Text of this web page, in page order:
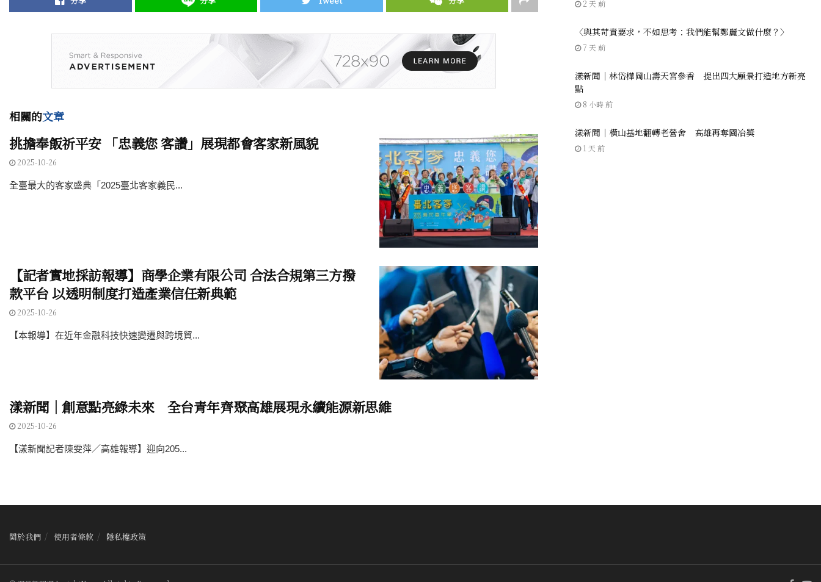
相關的文章
挑擔奉飯祈平安 「忠義您 客讚」展現都會客家新風貌
2025-10-26
全臺最大的客家盛典「2025臺北客家義民...
【記者實地採訪報導】商學企業有限公司 合法合規第三方撥
款平台 以透明制度打造產業信任新典範
2025-10-26
【本報導】在近年金融科技快速變遷與跨境貿...
漾新聞｜創意點亮綠未來 全台青年齊聚高雄展現永續能源新思維
2025-10-26
【漾新聞記者陳雯萍／高雄報導】迎向205...
2 天 前
〈與其苛責要求，不如思考：我們能幫鄭麗文做什麼？〉
7 天 前
漾新聞｜林岱樺岡山壽天宮參香 提出四大願景打造地方新亮
點
8 小時 前
漾新聞｜橫山基地翻轉老營舍 高雄再奪園冶獎
1 天 前
關於我們 使用者條款 隱私權政策